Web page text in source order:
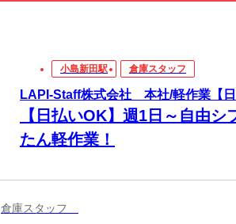
小島新田駅 倉庫スタッフ
LAPI-Staff株式会社 本社/軽作業【
【日払いOK】週1日～自由
たん軽作業！
倉庫スタッフ